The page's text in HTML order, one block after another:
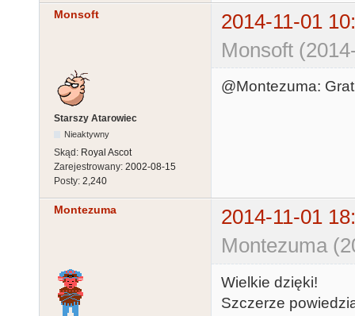
Monsoft
2014-11-01
Monsoft
Starszy Atarowiec
Nieaktywny
Skąd: Royal Ascot
Zarejestrowany: 2002-08-15
Posty: 2,240
@Montezuma:
Montezuma
2014-11-01
Montezuma
Wielkie dzięki!
Szczerze